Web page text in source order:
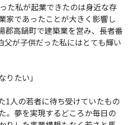
た私が起業できたのは身近な存
家であったことが大きく影響し
郡高鍋町で建築業を営み、長者番
が子供だった私にはとても輝い
りたい」
1人の若者に待ち受けていたもの
。夢を実現するどころか毎日の